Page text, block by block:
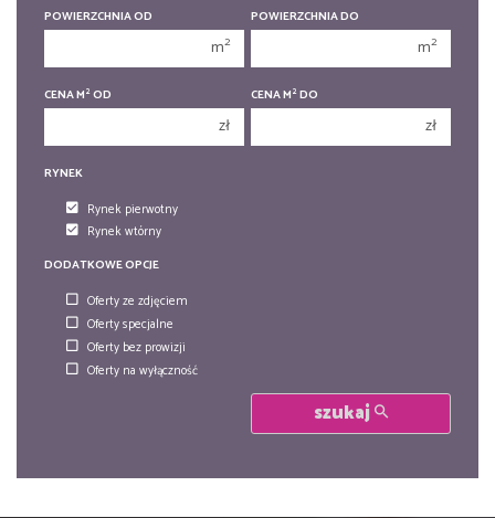
4
3
4
POWIERZCHNIA OD
m2
POWIERZCHNIA DO
m2
CENA M2OD
zł
CENA M2DO
zł
RYNEK
Rynek pierwotny
Rynek wtórny
DODATKOWE OPCJE
Oferty ze zdjęciem
Oferty specjalne
Oferty bez prowizji
Oferty na wyłączność
szukaj